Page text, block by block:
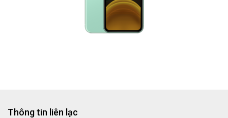
Thông tin liên lạc